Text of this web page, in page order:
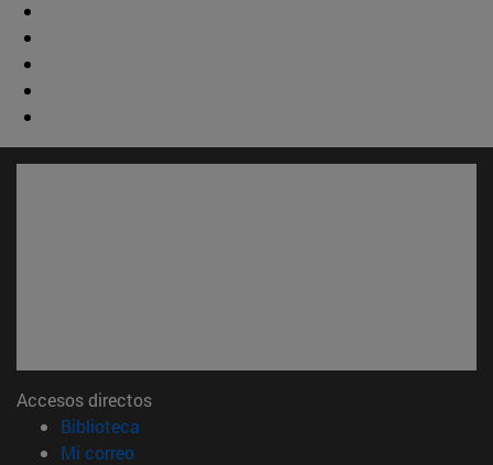
Accesos directos
Biblioteca
Mi correo(abre en nueva ventana)